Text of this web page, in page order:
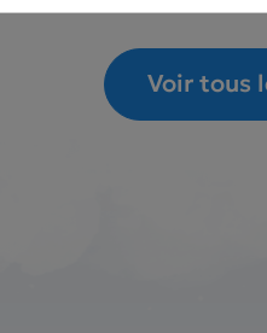
Voir tous